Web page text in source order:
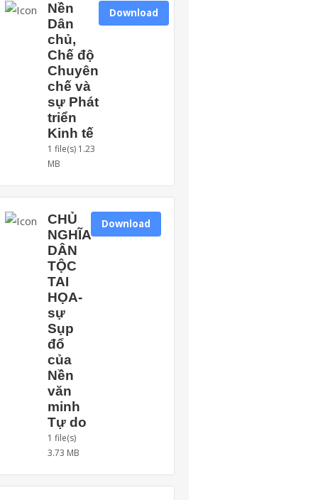
Nền
Dân
chủ,
Chế độ
Chuyên
chế và
sự Phát
triển
Kinh tế
1 file(s) 1.23
MB
Download
CHỦ
NGHĨA
DÂN
TỘC
TAI
HỌA-
sự
Sụp
đổ
của
Nền
văn
minh
Tự do
1 file(s)
3.73 MB
Download